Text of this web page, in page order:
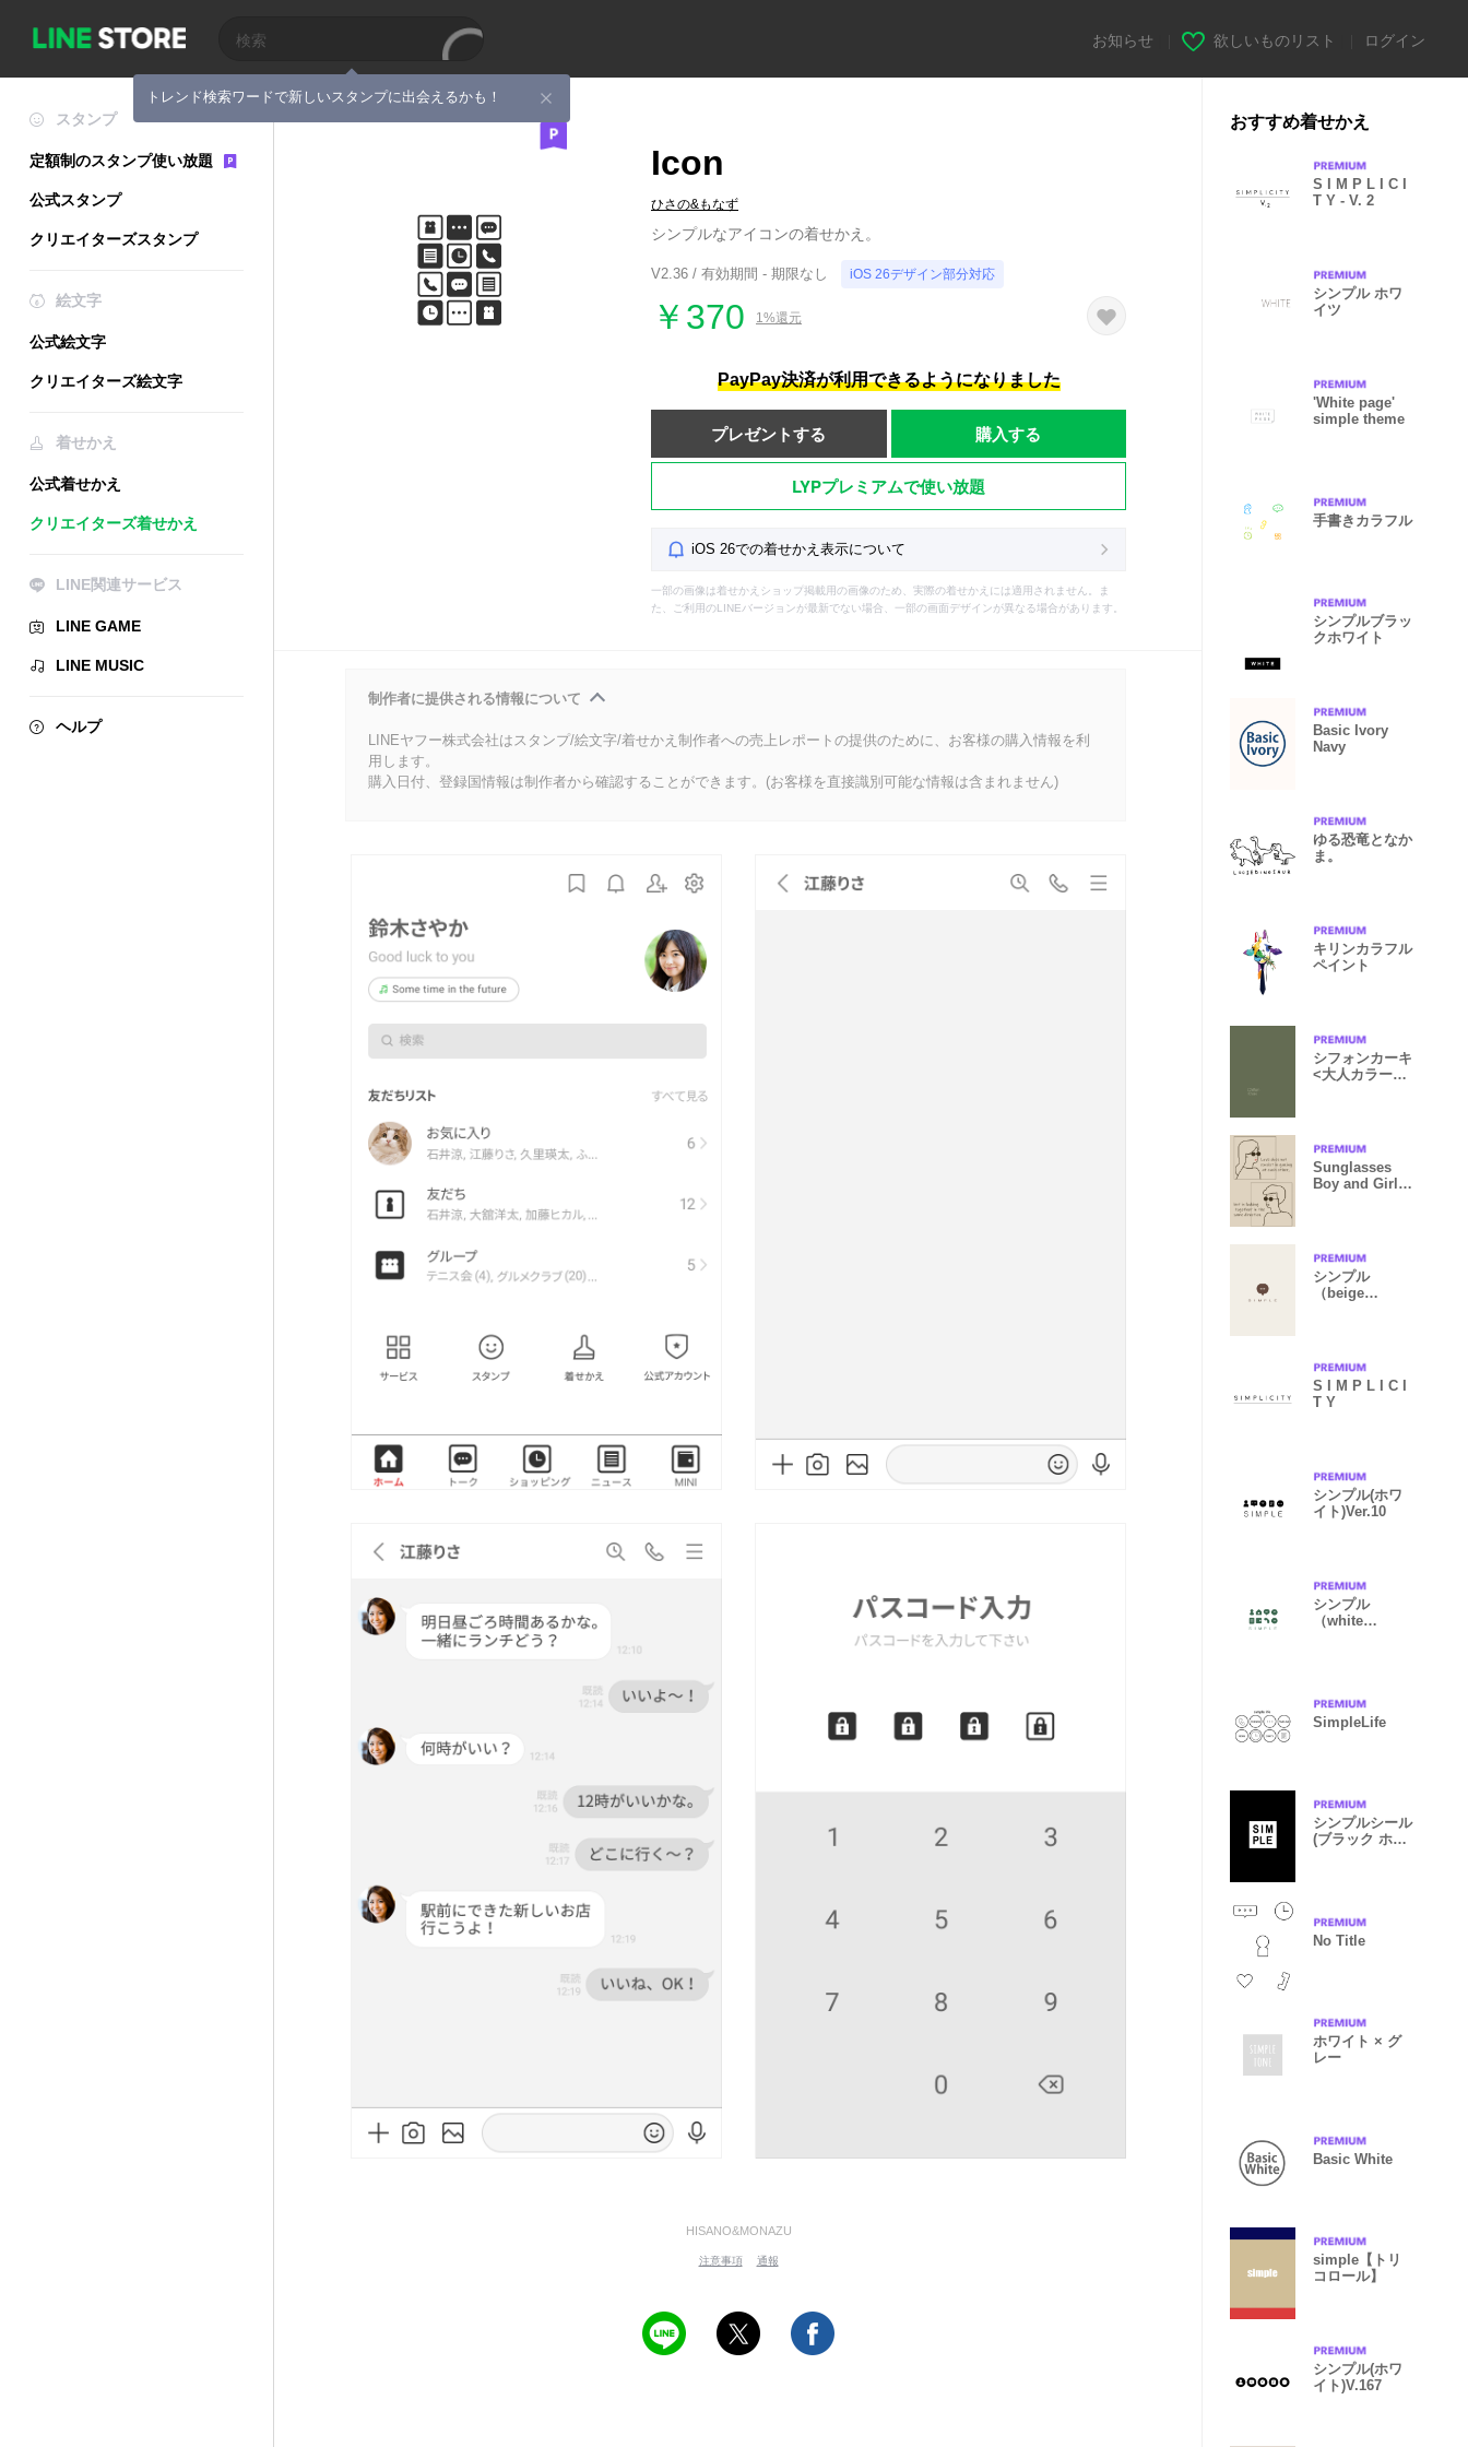
トレンド検索ワードで新しいスタンプに出会えるかも！
お知らせ 欲しいものリスト ログイン
スタンプ
定額制のスタンプ使い放題
公式スタンプ
クリエイターズスタンプ
絵文字
公式絵文字
クリエイターズ絵文字
着せかえ
公式着せかえ
クリエイターズ着せかえ
LINE関連サービス
LINE GAME
LINE MUSIC
ヘルプ
Icon
ひさの&もなず
シンプルなアイコンの着せかえ。
V2.36 / 有効期間 - 期限なし iOS 26デザイン部分対応
￥370 1%還元
PayPay決済が利用できるようになりました
プレゼントする 購入する
LYPプレミアムで使い放題
iOS 26での着せかえ表示について
一部の画像は着せかえショップ掲載用の画像のため、実際の着せかえには適用されません。ま
た、ご利用のLINEバージョンが最新でない場合、一部の画面デザインが異なる場合があります。
制作者に提供される情報について
LINEヤフー株式会社はスタンプ/絵文字/着せかえ制作者への売上レポートの提供のために、お客様の購入情報を利
用します。
購入日付、登録国情報は制作者から確認することができます。(お客様を直接識別可能な情報は含まれません)
HISANO&MONAZU
注意事項 通報
おすすめ着せかえ
S I M P L I C I
T Y - V. 2
シンプル ホワ
イツ
'White page'
simple theme
手書きカラフル
シンプルブラッ
クホワイト
Basic Ivory
Navy
ゆる恐竜となか
ま。
キリンカラフル
ペイント
シフォンカーキ
<大人カラーリ
Sunglasses
Boy and Girl
シンプル
（beige
S I M P L I C I
T Y
シンプル(ホワ
イト)Ver.10
シンプル
（white
SimpleLife
シンプルシール
(ブラック ホワ
No Title
ホワイト × グ
レー
Basic White
simple【トリ
コロール】
シンプル(ホワ
イト)V.167